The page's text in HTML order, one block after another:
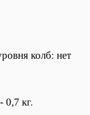
колб: нет
0,7 кг.